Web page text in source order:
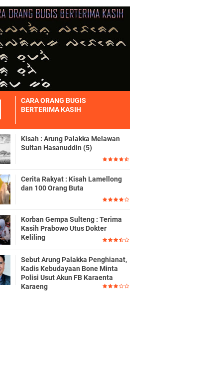
CARA ORANG BUGIS
BERTERIMA KASIH
Kisah : Arung Palakka Melawan
Sultan Hasanuddin (5)
Cerita Rakyat : Kisah Lamellong
dan 100 Orang Buta
Korban Gempa Sulteng : Terima
Kasih Prabowo Utus Dokter
Keliling
Sebut Arung Palakka Penghianat,
Kadis Kebudayaan Bone Minta
Polisi Usut Akun FB Karaenta
Karaeng